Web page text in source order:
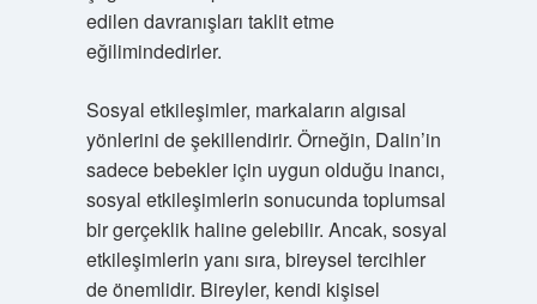
edilen davranışları taklit etme
eğilimindedirler.
Sosyal etkileşimler, markaların algısal
yönlerini de şekillendirir. Örneğin, Dalin’in
sadece bebekler için uygun olduğu inancı,
sosyal etkileşimlerin sonucunda toplumsal
bir gerçeklik haline gelebilir. Ancak, sosyal
etkileşimlerin yanı sıra, bireysel tercihler
de önemlidir. Bireyler, kendi kişisel